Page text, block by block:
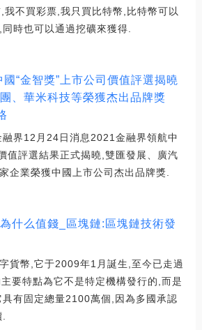
不買彩票,我只買比特幣,比特幣可以
時也可以通過挖礦來獲得.
“金智獎”上市公司價值評選揭曉
、華米科技等榮獲杰出品牌獎
12月24日消息2021金融界領航中
值評選結果正式揭曉,雙匯發展、廣汽
企業榮獲中國上市公司杰出品牌獎.
什么值錢_區塊鏈:區塊鏈技術發
貨幣,它于2009年1月誕生,至今已走過
要特點為它不是特定機構發行的,而是
有固定總量2100萬個,因為多國承認